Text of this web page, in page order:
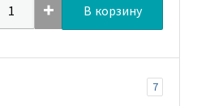
В корзину
7